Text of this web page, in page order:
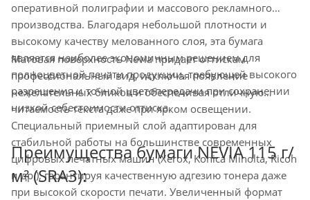
оперативной полиграфии и массового рекламного
производства. Благодаря небольшой плотности и
высокому качеству мелованного слоя, эта бумага
является наиболее экономичным решением для
полноцветной печати продукции, требующей высокого
разрешения и точной цветопередачи при сохранении
низкой себестоимости оттиска.
Матовая поверхность Nevia придает оттискам
профессиональный вид, исключая появление
нежелательных бликов и обеспечивая отличную
читаемость текста даже при ярком освещении.
Специальный приемный слой адаптирован для
стабильной работы на большинстве современных
цифровых печатных машин (Xerox, Konica Minolta, Ricoh
и др.), гарантируя качественную адгезию тонера даже
при высокой скорости печати. Увеличенный формат
Преимущества бумаги NEVIA 115 г/
м² (SRA3):